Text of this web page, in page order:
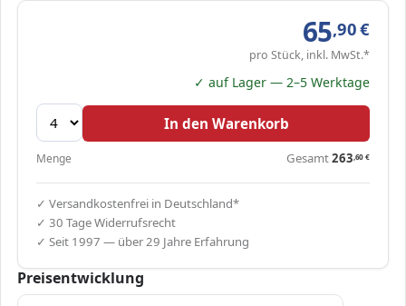
65,90€
pro Stück, inkl. MwSt.*
✓ auf Lager — 2–5 Werktage
In den Warenkorb
Menge Gesamt263,60€
✓ Versandkostenfrei in Deutschland*
✓ 30 Tage Widerrufsrecht
✓ Seit 1997 — über 29 Jahre Erfahrung
Preisentwicklung